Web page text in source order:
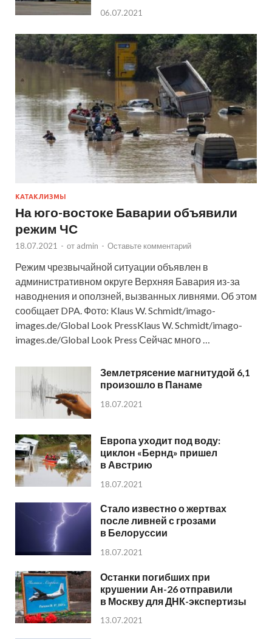
06.07.2021
КАТАКЛИЗМЫ
На юго-востоке Баварии объявили
режим ЧС
18.07.2021 - от admin - Оставьте комментарий
Режим чрезвычайной ситуации объявлен в
административном округе Верхняя Бавария из-за
наводнения и оползней, вызванных ливнями. Об этом
сообщает DPA. Фото: Klaus W. Schmidt/imago-
images.de/Global Look PressKlaus W. Schmidt/imago-
images.de/Global Look Press Сейчас много …
Землетрясение магнитудой 6,1
произошло в Панаме
18.07.2021
Европа уходит под воду:
циклон «Бернд» пришел
в Австрию
18.07.2021
Стало известно о жертвах
после ливней с грозами
в Белоруссии
18.07.2021
Останки погибших при
крушении Ан-26 отправили
в Москву для ДНК-экспертизы
13.07.2021